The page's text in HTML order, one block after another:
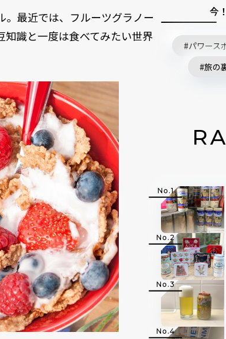
。最近では、フルーツグラノー
知識と一度は食べてみたい世界
今
パワース
旅の